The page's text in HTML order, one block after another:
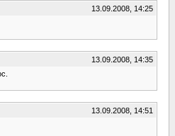
13.09.2008, 14:25
13.09.2008, 14:35
13.09.2008, 14:51